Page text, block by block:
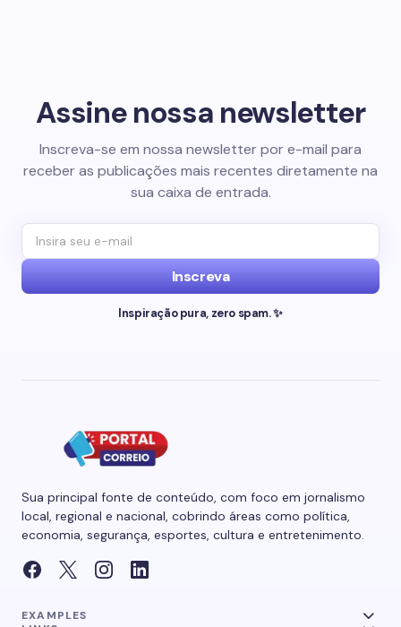
Assine nossa newsletter
Inscreva-se em nossa newsletter por e-mail para
receber as publicações mais recentes diretamente na
sua caixa de entrada.
Inscreva
Inspiração pura, zero spam. ✨
Sua principal fonte de conteúdo, com foco em jornalismo
local, regional e nacional, cobrindo áreas como política,
economia, segurança, esportes, cultura e entretenimento.
EXAMPLES